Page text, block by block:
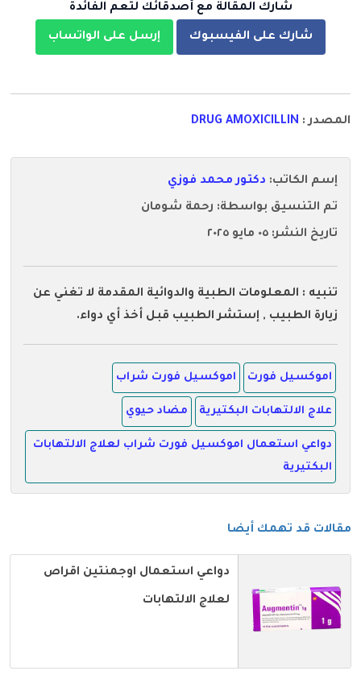
شارك المقالة مع أصدقائك لتعم الفائدة
شارك على الفيسبوك إرسل على الواتساب
المصدر : DRUG AMOXICILLIN
إسم الكاتب: دكتور محمد فوزي
تم التنسيق بواسطة: رحمة شومان
تاريخ النشر: ٠٥ مايو ٢٠٢٥
تنبيه : المعلومات الطبية والدوائية المقدمة لا تغني عن
زيارة الطبيب , إستشر الطبيب قبل أخذ أي دواء.
اموكسيل فورت اموكسيل فورت شراب
علاج الالتهابات البكتيرية مضاد حيوي
دواعي استعمال اموكسيل فورت شراب لعلاج الالتهابات
البكتيرية
مقالات قد تهمك أيضا
دواعي استعمال اوجمنتين اقراص
لعلاج الالتهابات